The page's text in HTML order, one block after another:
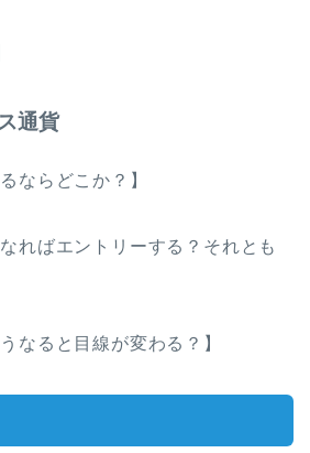
通貨
ならどこか？】
ればエントリーする？それとも
なると目線が変わる？】